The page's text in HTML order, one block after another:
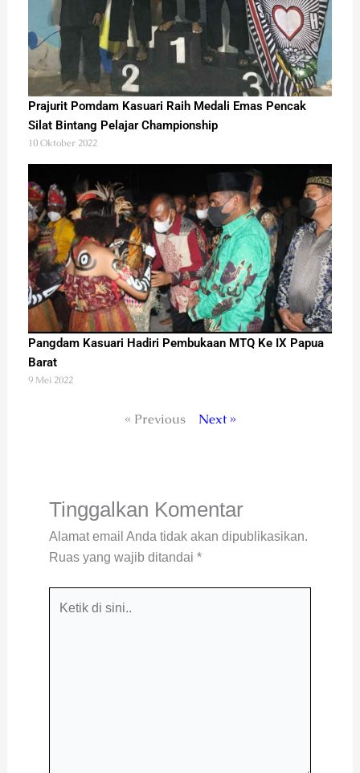
Prajurit Pomdam Kasuari Raih Medali Emas Pencak
Silat Bintang Pelajar Championship
10 Oktober 2022
Pangdam Kasuari Hadiri Pembukaan MTQ Ke IX Papua
Barat
9 Mei 2022
« Previous Next »
Tinggalkan Komentar
Alamat email Anda tidak akan dipublikasikan.
Ruas yang wajib ditandai *